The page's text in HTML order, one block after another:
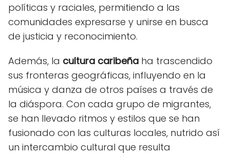
políticas y raciales, permitiendo a las
comunidades expresarse y unirse en busca
de justicia y reconocimiento.
Además, la cultura caribeña ha trascendido
sus fronteras geográficas, influyendo en la
música y danza de otros países a través de
la diáspora. Con cada grupo de migrantes,
se han llevado ritmos y estilos que se han
fusionado con las culturas locales, nutrido así
un intercambio cultural que resulta